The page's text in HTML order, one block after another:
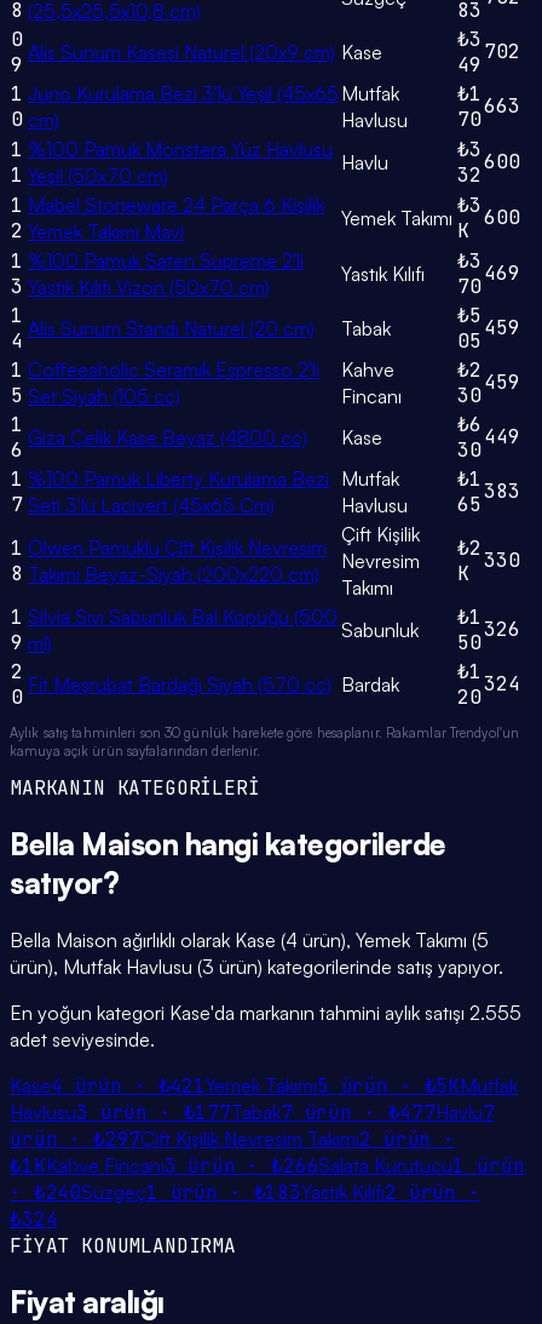
8 (25,5x25,5x10,8 cm) 83
0
9 Alis Sunum Kasesi Naturel (20x9 cm) Kase
₺3
49
702
1
0
Juno Kurulama Bezi 3'lü Yeşil (45x65
cm)
Mutfak
Havlusu
₺1
70
663
1
1
%100 Pamuk Monstera Yüz Havlusu
Yeşil (50x70 cm)
Havlu
₺3
32
600
1
2
Mabel Stoneware 24 Parça 6 Kişilik
Yemek Takımı Mavi
Yemek Takımı ₺3
K
600
1
3
%100 Pamuk Saten Supreme 2'li
Yastık Kılıfı Vizon (50x70 cm)
Yastık Kılıfı
₺3
70
469
1
4 Alis Sunum Standı Naturel (20 cm) Tabak
₺5
05
459
1
5
Coffeeaholic Seramik Espresso 2'li
Set Siyah (105 cc)
Kahve
Fincanı
₺2
30
459
1
6 Giza Çelik Kase Beyaz (4800 cc) Kase
₺6
30
449
1
7
%100 Pamuk Liberty Kurulama Bezi
Seti 3'lü Lacivert (45x65 Cm)
Mutfak
Havlusu
₺1
65
383
1
8
Olwen Pamuklu Çift Kişilik Nevresim
Takımı Beyaz-Siyah (200x220 cm)
Çift Kişilik
Nevresim
Takımı
₺2
K
330
1
9
Silvia Sıvı Sabunluk Bal Köpüğü (500
ml)
Sabunluk
₺1
50
326
2
0 Fit Meşrubat Bardağı Siyah (570 cc) Bardak
₺1
20
324
Aylık satış tahminleri son 30 günlük harekete göre hesaplanır. Rakamlar Trendyol'un
kamuya açık ürün sayfalarından derlenir.
MARKANIN KATEGORİLERİ
Bella Maison hangi kategorilerde
satıyor?
Bella Maison ağırlıklı olarak Kase (4 ürün), Yemek Takımı (5
ürün), Mutfak Havlusu (3 ürün) kategorilerinde satış yapıyor.
En yoğun kategori Kase'da markanın tahmini aylık satışı 2.555
adet seviyesinde.
Kase4 ürün · ₺421Yemek Takımı5 ürün · ₺5KMutfak
Havlusu3 ürün · ₺177Tabak7ürün · ₺477Havlu7
ürün · ₺297Çift Kişilik Nevresim Takımı2
ürün ·
₺1KKahve Fincanı3 ürün ·₺266Salata Kurutucu1
ürün
· ₺240Süzgeç1 ürün · ₺183Yastık Kılıfı2 ürün ·
₺324
FİYAT KONUMLANDIRMA
Fiyat aralığı